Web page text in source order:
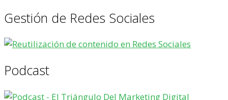
Gestión de Redes Sociales
Podcast